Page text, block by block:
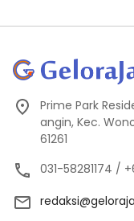
Prime Park
angin, Kec.
61261
031-58281174 /